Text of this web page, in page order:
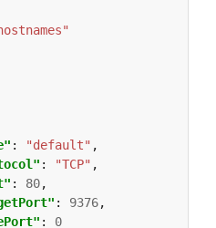
: "default"
: "TCP"
: 80
: 9376
: 0